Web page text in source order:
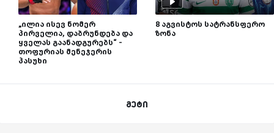
„ილია ისევ ნომერ
პირველია, დაბრუნდება და
ყველას გაანადგურებს“ -
თოფურიას მენეჯერის
პასუხი
8 აგვისტოს სატრანსფერო
ზონა
მეტი